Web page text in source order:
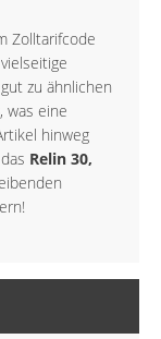
Zolltarifcode
zu ähnlichen
, was eine
hinweg
Relin 30,